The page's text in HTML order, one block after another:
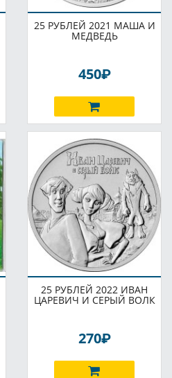
25 РУБЛЕЙ 2021 МАША И
МЕДВЕДЬ
450P
25 РУБЛЕЙ 2022 ИВАН
ЦАРЕВИЧ И СЕРЫЙ ВОЛК
270P